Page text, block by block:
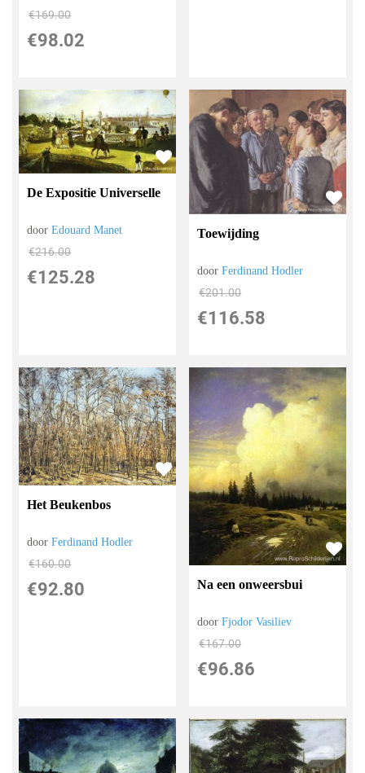
€169.00
€98.02
De Expositie Universelle
doorEdouard Manet
€216.00
€125.28
Toewijding
doorFerdinand Hodler
€201.00
€116.58
Het Beukenbos
doorFerdinand Hodler
€160.00
€92.80 Na een onweersbui
doorFjodor Vasiliev
€167.00
€96.86